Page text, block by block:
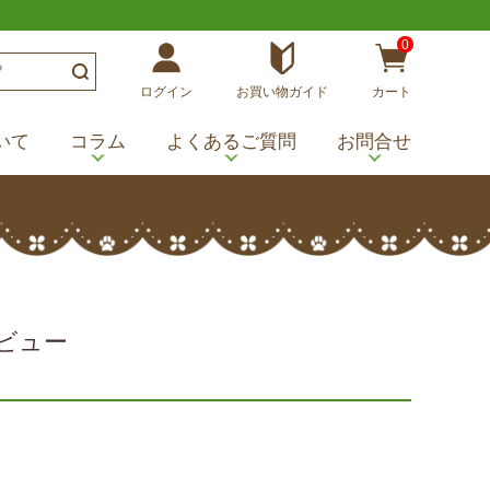
ログイン お買い物ガイド
0
カート
て コラム よくあるご質問 お問合せ
ュー